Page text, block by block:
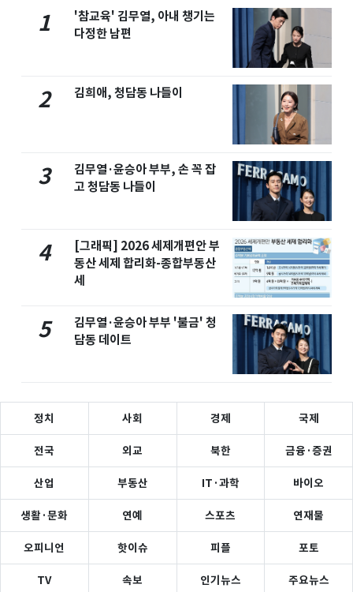
1
'참교육' 김무열, 아내 챙기는
다정한 남편
2 김희애, 청담동 나들이
3
김무열·윤승아 부부, 손 꼭 잡
고 청담동 나들이
4
[그래픽] 2026 세제개편안 부
동산 세제 합리화-종합부동산
세
5
김무열·윤승아 부부 '불금' 청
담동 데이트
정치 사회 경제 국제
전국 외교 북한 금융·증권
산업 부동산 IT·과학 바이오
생활·문화 연예 스포츠 연재물
오피니언 핫이슈 피플 포토
TV 속보 인기뉴스 주요뉴스